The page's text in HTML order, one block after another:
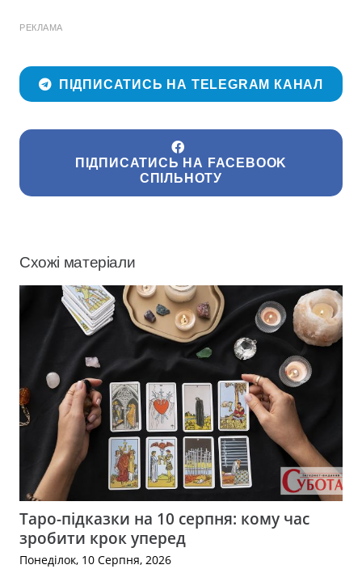
РЕКЛАМА
ПІДПИСАТИСЬ НА TELEGRAM КАНАЛ
ПІДПИСАТИСЬ НА FACEBOOK
СПІЛЬНОТУ
Схожі матеріали
Таро-підказки на 10 серпня: кому час
зробити крок уперед
Понеділок, 10 Серпня, 2026